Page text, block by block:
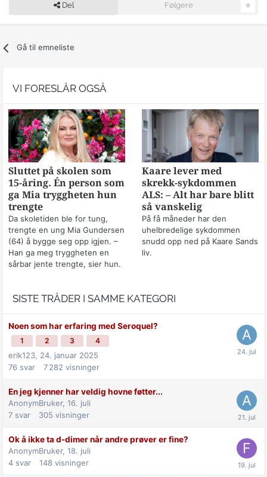
Del Følgere 0
Gå til emneliste
VI FORESLÅR OGSÅ
Sluttet på skolen som
15-åring. Én person som
ga Mia tryggheten hun
trengte
Da skoletiden ble for tung,
trengte en ung Mia Gundersen
(64) å bygge seg opp igjen. –
Han ga meg tryggheten en
sårbar jente trengte, sier hun.
Kaare lever med
skrekk-sykdommen
ALS: – Alt har bare blitt
så vanskelig
På få måneder har den
uhelbredelige sykdommen
snudd opp ned på Kaare Sands
liv.
SISTE TRÅDER I SAMME KATEGORI
Noen som har erfaring med Seroquel?
1 2 3 4
erik123, 24. januar 2025
76 svar 7 282 visninger
En jeg kjenner har veldig hovne føtter...
AnonymBruker, 16. juli
7 svar 305 visninger
Ok å ikke ta d-dimer når andre prøver er fine?
AnonymBruker, 18. juli
4 svar 148 visninger